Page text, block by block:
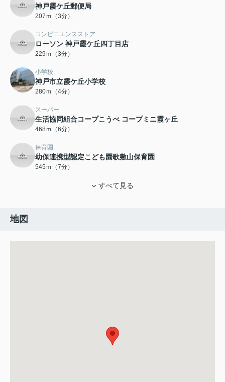
神戸霞ケ丘郵便局
207ｍ（3分）
コンビニエンスストア
ローソン 神戸霞ケ丘四丁目店
229ｍ（3分）
小学校
神戸市立霞ケ丘小学校
280ｍ（4分）
スーパー
生活協同組合コープこうべ コープミニ霞ヶ丘
468ｍ（6分）
保育園
幼保連携型認定こども園歌敷山保育園
545ｍ（7分）
すべて見る
地図